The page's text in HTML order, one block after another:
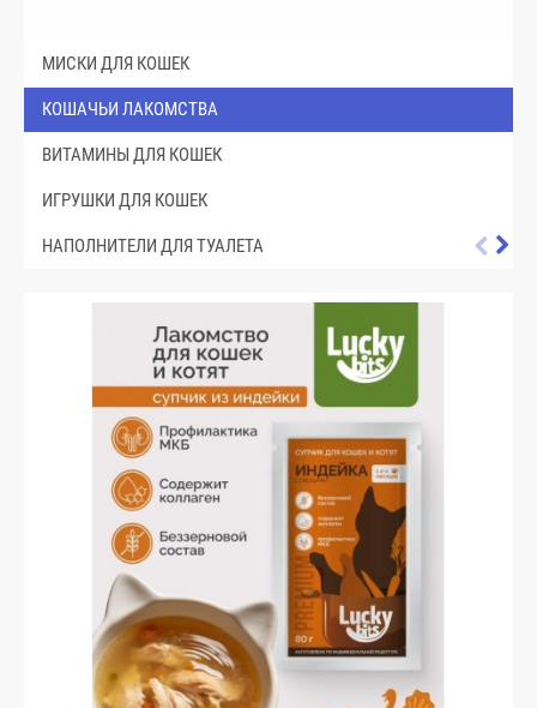
МИСКИ ДЛЯ КОШЕК
КОШАЧЬИ ЛАКОМСТВА
ВИТАМИНЫ ДЛЯ КОШЕК
ИГРУШКИ ДЛЯ КОШЕК
НАПОЛНИТЕЛИ ДЛЯ ТУАЛЕТА